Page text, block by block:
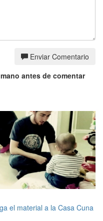
Enviar Comentario
antes de comentar
el material a la Casa Cuna